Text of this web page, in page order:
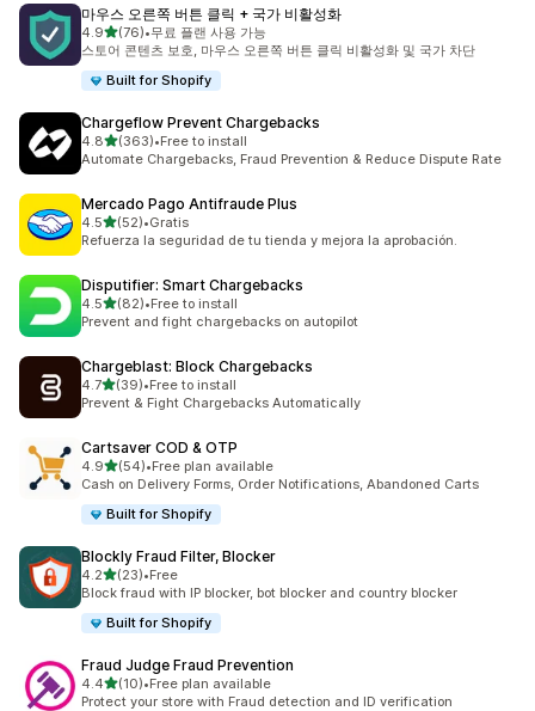
마우스 오른쪽 버튼 클릭 + 국가 비활성화
4.9별 5개 중
(76)
총 리뷰 76개
•무료 플랜 사용 가능
스토어 콘텐츠 보호, 마우스 오른쪽 버튼 클릭 비활성화 및 국가 차단
Built for Shopify
Chargeflow Prevent Chargebacks
4.8별 5개 중
(363)
총 리뷰 363개
•Free to install
Automate Chargebacks, Fraud Prevention & Reduce Dispute Rate
Mercado Pago Antifraude Plus
4.5별 5개 중
(52)
총 리뷰 52개
•Gratis
Refuerza la seguridad de tu tienda y mejora la aprobación.
Disputifier: Smart Chargebacks
4.5별 5개 중
(82)
총 리뷰 82개
•Free to install
Prevent and fight chargebacks on autopilot
Chargeblast: Block Chargebacks
4.7별 5개 중
(39)
총 리뷰 39개
•Free to install
Prevent & Fight Chargebacks Automatically
Cartsaver COD & OTP
4.9별 5개 중
(54)
총 리뷰 54개
•Free plan available
Cash on Delivery Forms, Order Notifications, Abandoned Carts
Built for Shopify
Blockly Fraud Filter, Blocker
4.2별 5개 중
(23)
총 리뷰 23개
•Free
Block fraud with IP blocker, bot blocker and country blocker
Built for Shopify
Fraud Judge Fraud Prevention
4.4별 5개 중
(10)
총 리뷰 10개
•Free plan available
Protect your store with Fraud detection and ID verification